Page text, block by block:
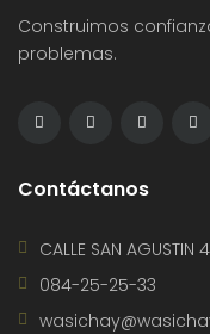
Construimos
problemas.
Contáctanos
CALLE SAN AGUSTIN
084-25-25-33